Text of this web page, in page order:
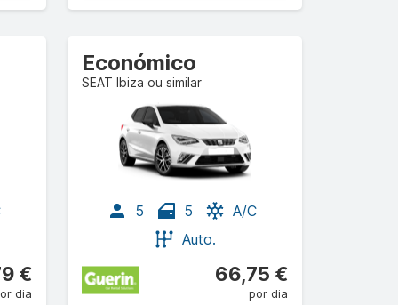
€
dia
Económico
SEAT Ibiza ou similar
5 5
A/C
Auto.
66,75 €
por dia